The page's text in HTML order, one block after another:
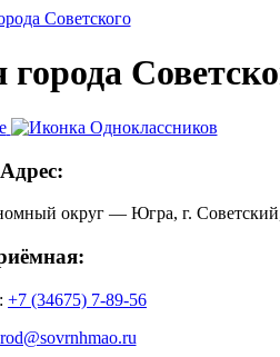
Адрес:
округ — Югра, г.
+7 (34675) 7-89-56